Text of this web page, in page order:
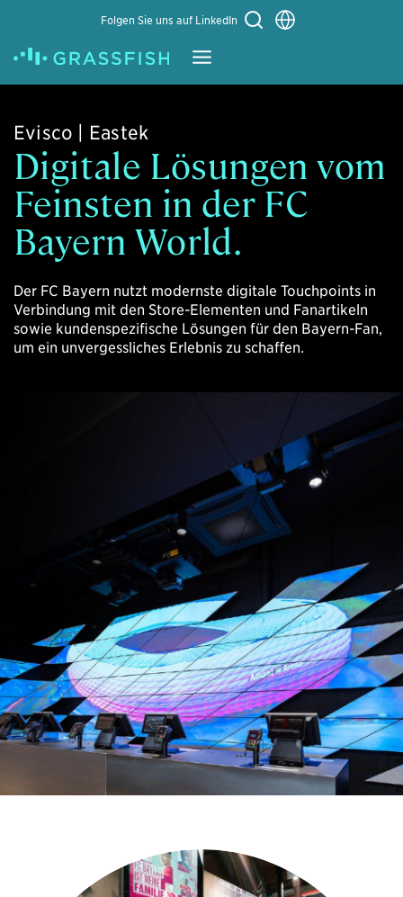
Folgen Sie uns auf LinkedIn Learn More
Sprache auswählen
Evisco | Eastek
Digitale Lösungen vom
Feinsten in der FC
Bayern World.
Der FC Bayern nutzt modernste digitale Touchpoints in
Verbindung mit den Store-Elementen und Fanartikeln
sowie kundenspezifische Lösungen für den Bayern-Fan,
um ein unvergessliches Erlebnis zu schaffen.